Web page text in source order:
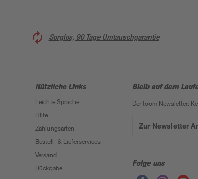
Sorglos, 90 Tage Umtauschgarantie
Nützliche Links
Leichte Sprache
Hilfe
Zahlungsarten
Bestell- & Lieferservices
Versand
Rückgabe
Bleib auf dem
Der toom Newsletter:
Zur Newsletter
Folge uns